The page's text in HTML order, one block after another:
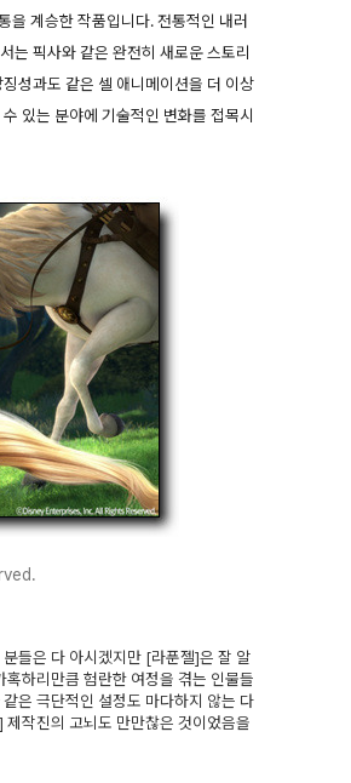
을 계승한 작품입니다. 전통적인 내러
는 픽사와 같은 완전히 새로운 스토리
성과도 같은 셀 애니메이션을 더 이상
있는 분야에 기술적인 변화를 접목시
들은 다 아시겠지만 [라푼젤]은 잘 알
하리만큼 험란한 여정을 겪는 인물들
은 극단적인 설정도 마다하지 않는 다
작진의 고뇌도 만만찮은 것이었음을